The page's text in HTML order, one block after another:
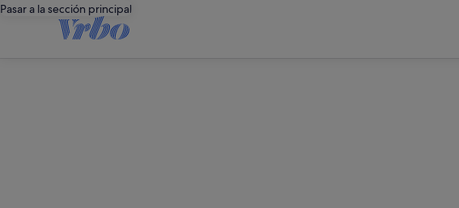
Pasar a la sección principal